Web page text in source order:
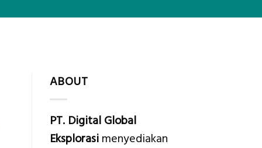
ABOUT
PT. Digital Global
Eksplorasimenyediakan